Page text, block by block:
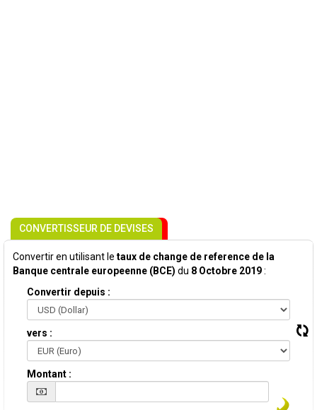
CONVERTISSEUR DE DEVISES
Convertir en utilisant le taux de change de reference de la
Banque centrale europeenne (BCE) du 8 Octobre 2019:
Convertir depuis :
vers :
Montant :